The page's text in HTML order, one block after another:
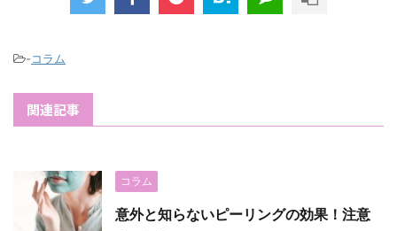
-コラム
関連記事
コラム
意外と知らないピーリングの効果！注意